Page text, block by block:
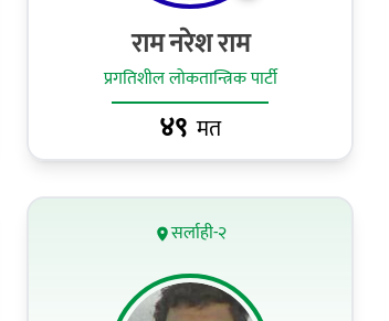
राम नरेश राम
प्रगतिशील लोकतान्त्रिक पार्टी
४९ मत
सर्लाही-२